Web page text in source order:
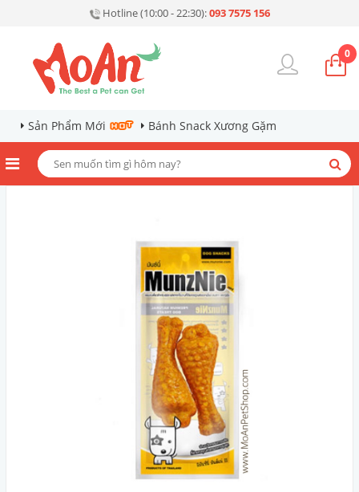
Hotline (10:00 - 22:30):093 7575 156
0
Sản Phẩm Mới Bánh Snack Xương Gặm